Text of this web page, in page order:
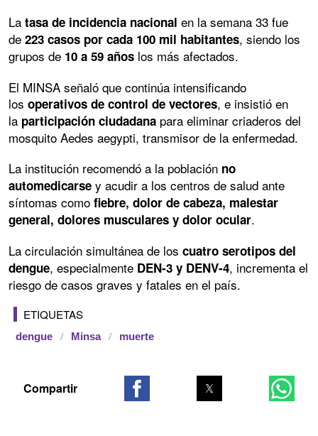
La tasa de incidencia nacional en la semana 33 fue
de 223 casos por cada 100 mil habitantes, siendo los
grupos de 10 a 59 años los más afectados.
El MINSA señaló que continúa intensificando
los operativos de control de vectores, e insistió en
la participación ciudadana para eliminar criaderos del
mosquito Aedes aegypti, transmisor de la enfermedad.
La institución recomendó a la población no
automedicarse y acudir a los centros de salud ante
síntomas como fiebre, dolor de cabeza, malestar
general, dolores musculares y dolor ocular.
La circulación simultánea de los cuatro serotipos del
dengue, especialmente DEN-3 y DENV-4, incrementa el
riesgo de casos graves y fatales en el país.
ETIQUETAS
dengue Minsa muerte